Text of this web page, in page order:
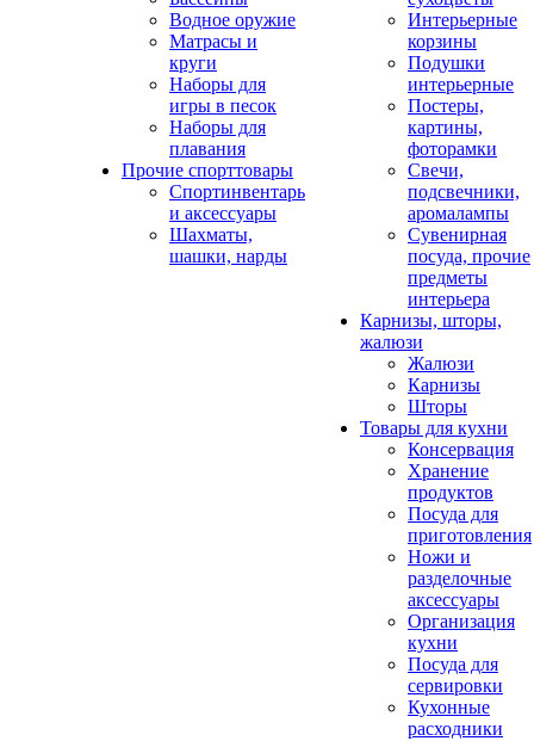
Водное оружие
Матрасы и
круги
Наборы для
игры в песок
Наборы для
плавания
Прочие спорттовары
Спортинвентарь
и аксессуары
Шахматы,
шашки, нарды
Интерьерные
корзины
Подушки
интерьерные
Постеры,
картины,
фоторамки
Свечи,
подсвечники,
аромалампы
Сувенирная
посуда, прочие
предметы
интерьера
Карнизы, шторы,
жалюзи
Жалюзи
Карнизы
Шторы
Товары для кухни
Консервация
Хранение
продуктов
Посуда для
приготовления
Ножи и
разделочные
аксессуары
Организация
кухни
Посуда для
сервировки
Кухонные
расходники